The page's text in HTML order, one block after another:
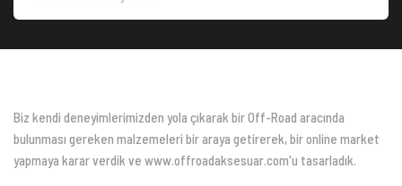
Biz kendi deneyimlerimizden yola çıkarak bir Off-Road aracında
bulunması gereken malzemeleri bir araya getirerek, bir online market
yapmaya karar verdik ve www.offroadaksesuar.com'u tasarladık.